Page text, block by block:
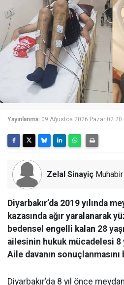
Yayınlanma: 09 Ağustos 2026 Pazar 02:20
Zelal Sinayiç Muhabir
Diyarbakır’da 2019 yılında
kazasında ağır yaralanarak
bedensel engelli kalan 28
ailesinin hukuk mücadelesi 8
Aile davanın
Diyarbakır’da 8 yıl önce